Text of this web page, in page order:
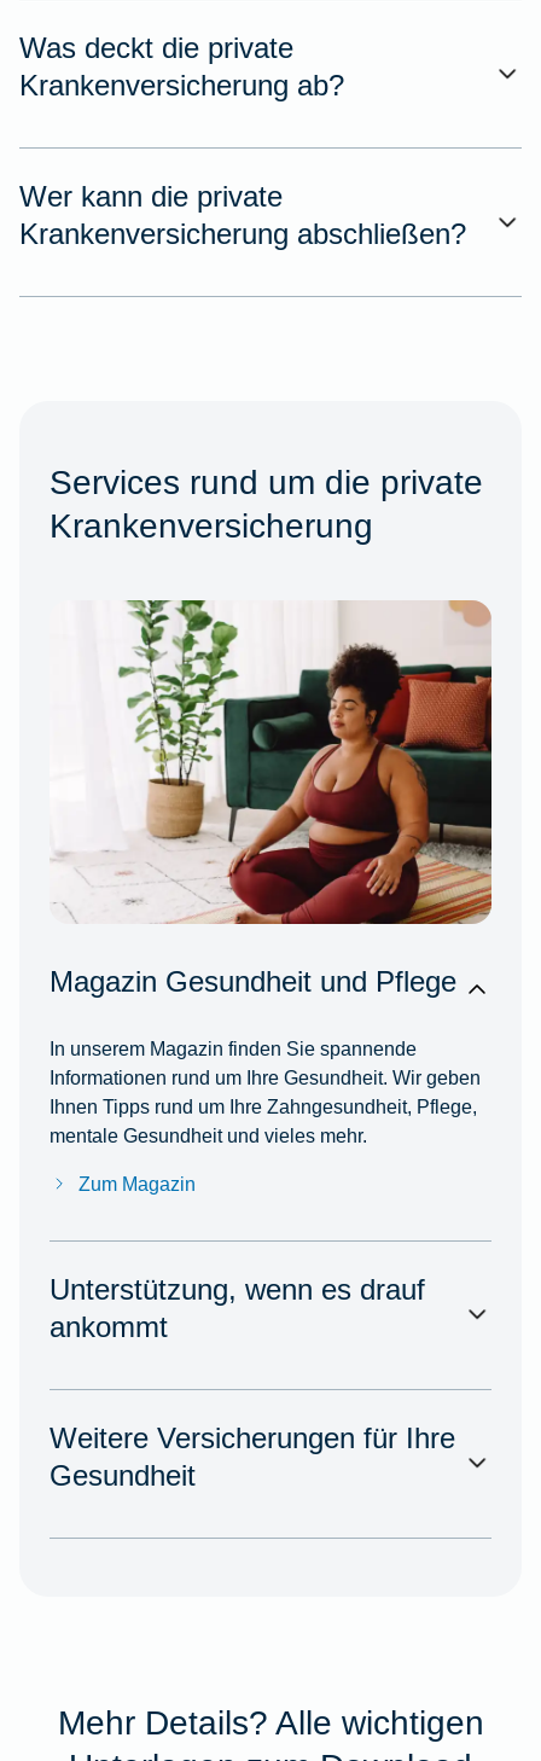
Was deckt die private
Krankenversicherung ab?
Wer kann die private
Krankenversicherung abschließen?
Services rund um die private
Krankenversicherung
Magazin Gesundheit und Pflege
In unserem Magazin finden Sie spannende
Informationen rund um Ihre Gesundheit. Wir geben
Ihnen Tipps rund um Ihre Zahngesundheit, Pflege,
mentale Gesundheit und vieles mehr.
Zum Magazin
Unterstützung, wenn es drauf
ankommt
Weitere Versicherungen für Ihre
Gesundheit
Mehr Details? Alle wichtigen